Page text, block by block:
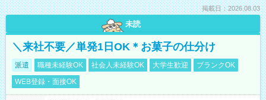
掲載日：2026.08.03
未読
＼来社不要／単発1日OK＊お菓子の仕分け
派遣 職種未経験OK 社会人未経験OK 大学生歓迎
ブランクOK
WEB登録・面接OK